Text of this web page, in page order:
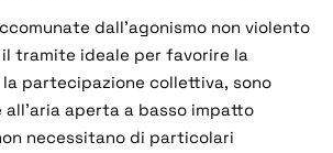
dall’agonismo non violento
tramite ideale per favorire la
la partecipazione collettiva, sono
aperta a basso impatto
necessitano di particolari